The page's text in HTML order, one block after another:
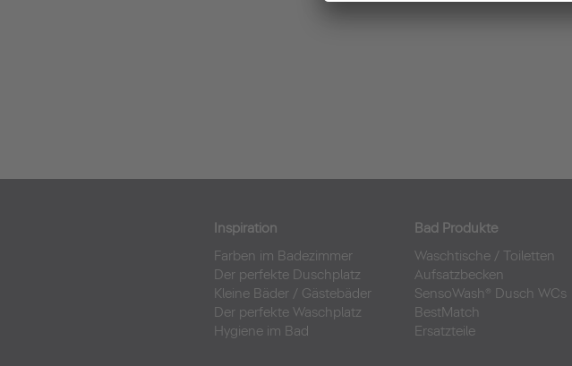
Inspiration
Farben im Badezimmer
Der perfekte Duschplatz
Kleine Bäder / Gästebäder
Der perfekte Waschplatz
Hygiene im Bad
Bad Produkte
Waschtische / Toiletten
Aufsatzbecken
SensoWash® Dusch WCs
BestMatch
Ersatzteile